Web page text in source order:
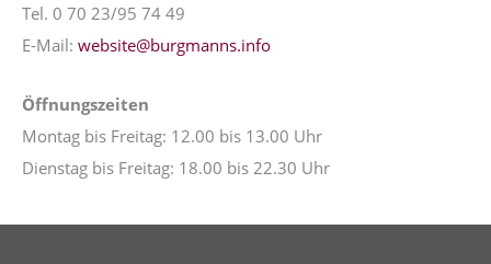
Tel. 0 70 23/95 74 49
E-Mail: website@burgmanns.info
Öffnungszeiten
Montag bis Freitag: 12.00 bis 13.00 Uhr
Dienstag bis Freitag: 18.00 bis 22.30 Uhr